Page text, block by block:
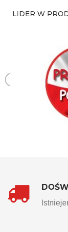
LIDER W